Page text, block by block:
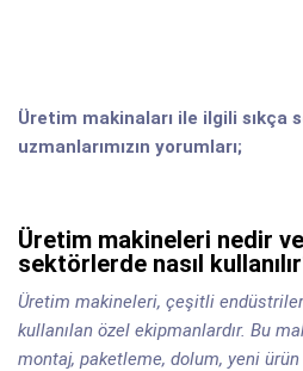
Üretim makinaları ile ilgili sıkça
uzmanlarımızın yorumları;
Üretim makineleri nedir
sektörlerde nasıl
Üretim makineleri, çeşitli
kullanılan özel ekipmanlardır. Bu
montaj, paketleme, dolum, yeni